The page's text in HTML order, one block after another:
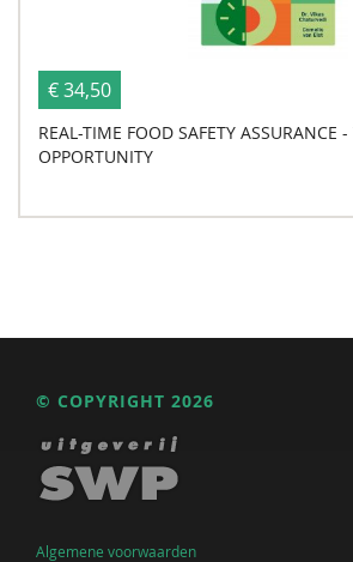
€ 34,50
REAL-TIME FOOD SAFETY ASSURANCE
OPPORTUNITY
© COPYRIGHT 2026
Algemene voorwaarden